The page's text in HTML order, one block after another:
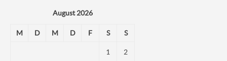
August 2026
M D M D F S S
1 2